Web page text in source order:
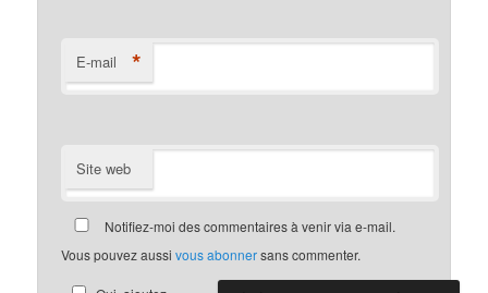
E-mail *
Site web
Notifiez-moi des commentaires à venir via e-mail.
Vous pouvez aussivous abonnersans commenter.